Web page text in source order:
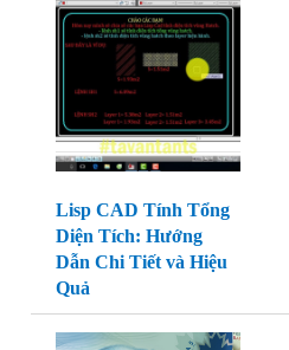
Lisp CAD Tính Tổng
Diện Tích: Hướng
Dẫn Chi Tiết và Hiệu
Quả